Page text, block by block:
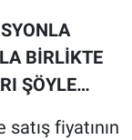
BİRLİKTE
ŞÖYLE…
fiyatının